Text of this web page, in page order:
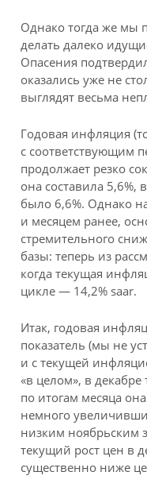
Однако тогда же мы
делать далеко
Опасения
оказались уже не
выглядят весьма
Годовая инфляция
с соответствующим
продолжает резко
она составила 5,6%,
было 6,6%. Однако
и месяцем ранее,
стремительного
базы: теперь из
когда текущая
цикле — 14,2% saar.
Итак, годовая
показатель (мы не
и с текущей
«в целом», в
по итогам месяца
немного
низким ноябрьским
текущий рост цен в
существенно ниже